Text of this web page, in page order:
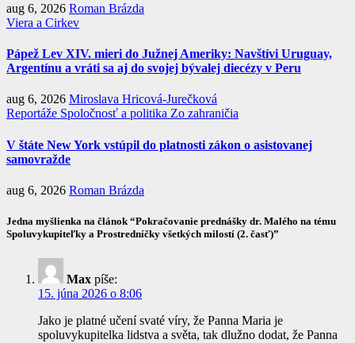
aug 6, 2026 Roman Brázda
Viera a Cirkev
Pápež Lev XIV. mieri do Južnej Ameriky: Navštívi Uruguay,
Argentínu a vráti sa aj do svojej bývalej diecézy v Peru
aug 6, 2026 Miroslava Hricová-Jurečková
Reportáže Spoločnosť a politika Zo zahraničia
V štáte New York vstúpil do platnosti zákon o asistovanej
samovražde
aug 6, 2026 Roman Brázda
Jedna myšlienka na článok “Pokračovanie prednášky dr. Malého na tému
Spoluvykupiteľky a Prostredníčky všetkých milostí (2. časť)”
Max píše:
15. júna 2026 o 8:06
Jako je platné učení svaté víry, že Panna Maria je
spoluvykupitelka lidstva a světa, tak dlužno dodat, že Panna